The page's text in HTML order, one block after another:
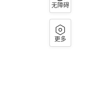
无障碍
更多